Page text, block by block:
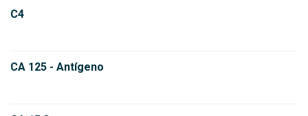
C4
CA 125 - Antígeno